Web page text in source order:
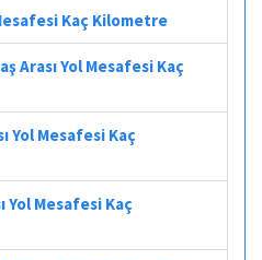
Kaç Kilometre
Arası Yol Mesafesi Kaç
Yol Mesafesi Kaç
Yol Mesafesi Kaç